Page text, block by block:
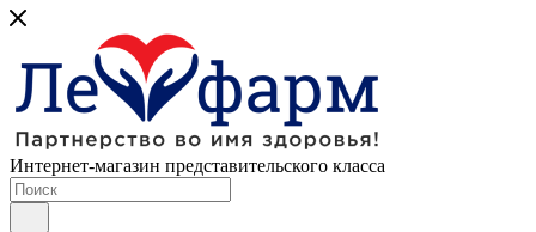
Интернет-магазин представительского класса